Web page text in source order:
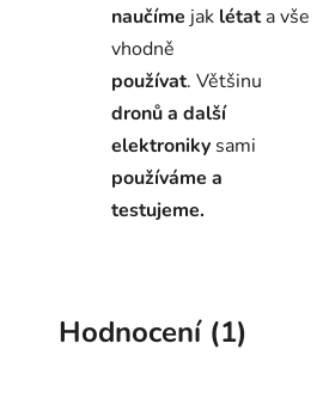
naučíme jak létata vše
vhodně
používat. Většinu
dronů a další
elektroniky sami
používáme a
testujeme.
Hodnocení (1)